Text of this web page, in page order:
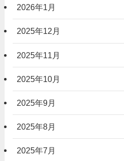
2026年1月
2025年12月
2025年11月
2025年10月
2025年9月
2025年8月
2025年7月